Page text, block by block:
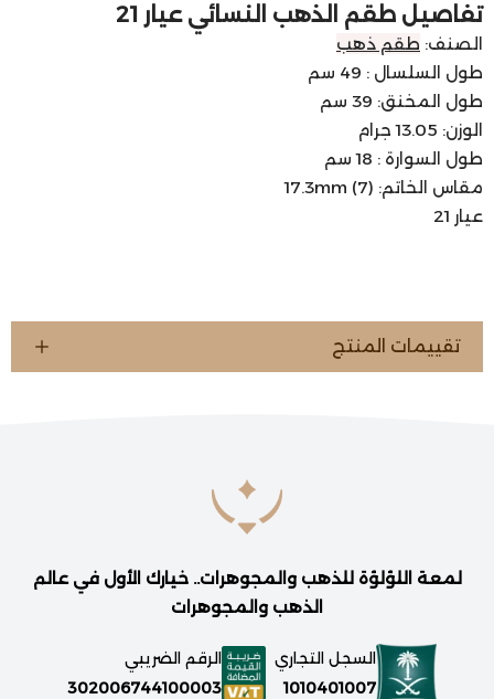
تفاصيل طقم الذهب النسائي عيار 21
الصنف: طقم ذهب
طول السلسال : 49 سم
طول المخنق: 39 سم
الوزن: 13.05 جرام
طول السوارة : 18 سم
مقاس الخاتم: 17.3mm (7)
عيار 21
تقييمات المنتج
لمعة اللؤلؤة للذهب والمجوهرات.. خيارك الأول في عالم
الذهب والمجوهرات
السجل التجاري
1010401007
الرقم الضريبي
302006744100003